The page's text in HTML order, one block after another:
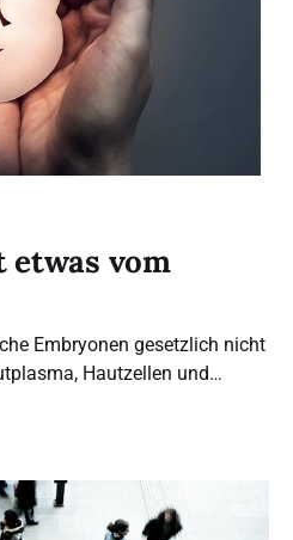
etwas vom
Embryonen gesetzlich nicht
Hautzellen und